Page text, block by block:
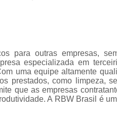
para outras empresas,
especializada em
uma equipe altamente
prestados, como limpeza,
que as empresas
A RBW Brasil é